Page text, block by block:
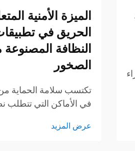
الميزة الأمنية
الحريق في
النظافة
الصخور
تكتسب سلامة الحماية من
في الأماكن التي تتطلب
الحرائق استخدام لوحات
عرض المزيد